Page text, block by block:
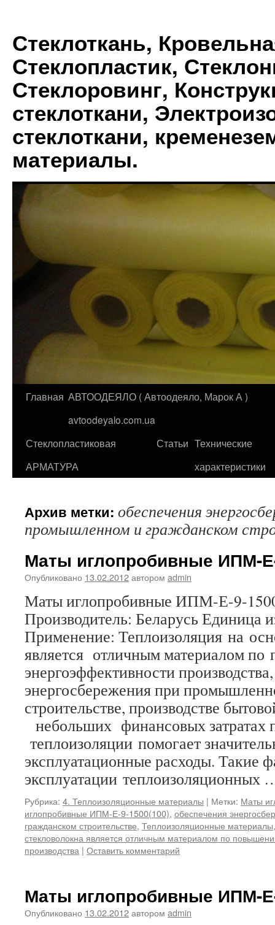
Стеклоткань,
Стеклопластик,
Стеклоровинг,
стеклоткани,
стеклоткани,
материалы.
Перейти
содержимому
Главная АВТООДЕЯЛО ( Автоодеяло, Марок А )
avtoodeyalo.com.ua
Стеклопластиковая
АРМАТУРА
Статьи Технические
характеристики
Архив метки: обеспечения
промышленном и гражданском
Маты иглопробивные ИПМ-
Опубликовано 13.02.2012автором admin
Маты иглопробивные ИПМ-Е-9-
Производитель: Беларусь Единица
Применение: Теплоизоляция на
является отличным материалом
энергоэффективности
энергосбережения при
строительстве, производстве
небольших финансовых затратах
теплоизоляции помогает
эксплуатационные расходы. Такие
эксплуатации теплоизоляционных
Рубрика: 4. Теплоизоляционные материалы | Метки: Маты
иглопробивные ИПМ-Е-9-1500(100), обеспечения
гражданском строительстве, Теплоизоляционные материалы
стекловолокна является отличным материалом по
производства | Оставить комментарий
Маты иглопробивные ИПМ-
Опубликовано 13.02.2012автором admin